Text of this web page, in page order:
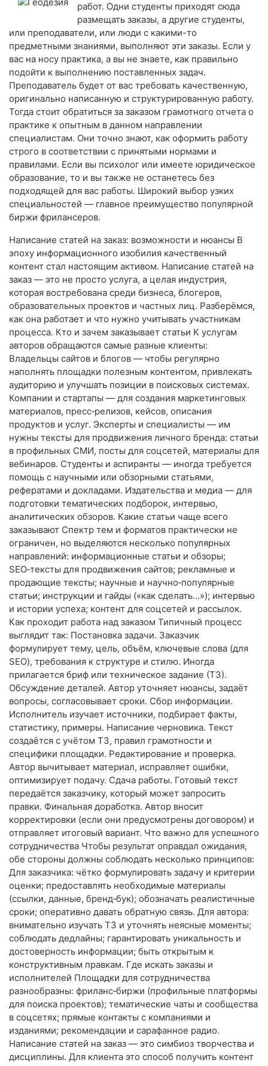
работ. Одни студенты приходят сюда
размещать заказы, а другие студенты,
или преподаватели, или люди с какими-то
предметными знаниями, выполняют эти заказы. Если у
вас на носу практика, а вы не знаете, как правильно
подойти к выполнению поставленных задач.
Преподаватель будет от вас требовать качественную,
оригинально написанную и структурированную работу.
Тогда стоит обратиться за заказом грамотного отчета о
практике к опытным в данном направлении
специалистам. Они точно знают, как оформить работу
строго в соответствии с принятыми нормами и
правилами. Если вы психолог или имеете юридическое
образование, то и вы также не останетесь без
подходящей для вас работы. Широкий выбор узких
специальностей — главное преимущество популярной
биржи фрилансеров.
Написание статей на заказ: возможности и нюансы В
эпоху информационного изобилия качественный
контент стал настоящим активом. Написание статей на
заказ — это не просто услуга, а целая индустрия,
которая востребована среди бизнеса, блогеров,
образовательных проектов и частных лиц. Разберёмся,
как она работает и что нужно учитывать участникам
процесса. Кто и зачем заказывает статьи К услугам
авторов обращаются самые разные клиенты:
Владельцы сайтов и блогов — чтобы регулярно
наполнять площадки полезным контентом, привлекать
аудиторию и улучшать позиции в поисковых системах.
Компании и стартапы — для создания маркетинговых
материалов, пресс‑релизов, кейсов, описания
продуктов и услуг. Эксперты и специалисты — им
нужны тексты для продвижения личного бренда: статьи
в профильных СМИ, посты для соцсетей, материалы для
вебинаров. Студенты и аспиранты — иногда требуется
помощь с научными или обзорными статьями,
рефератами и докладами. Издательства и медиа — для
подготовки тематических подборок, интервью,
аналитических обзоров. Какие статьи чаще всего
заказывают Спектр тем и форматов практически не
ограничен, но выделяются несколько популярных
направлений: информационные статьи и обзоры;
SEO‑тексты для продвижения сайтов; рекламные и
продающие тексты; научные и научно‑популярные
статьи; инструкции и гайды («как сделать…»); интервью
и истории успеха; контент для соцсетей и рассылок.
Как проходит работа над заказом Типичный процесс
выглядит так: Постановка задачи. Заказчик
формулирует тему, цель, объём, ключевые слова (для
SEO), требования к структуре и стилю. Иногда
прилагается бриф или техническое задание (ТЗ).
Обсуждение деталей. Автор уточняет нюансы, задаёт
вопросы, согласовывает сроки. Сбор информации.
Исполнитель изучает источники, подбирает факты,
статистику, примеры. Написание черновика. Текст
создаётся с учётом ТЗ, правил грамотности и
специфики площадки. Редактирование и проверка.
Автор вычитывает материал, исправляет ошибки,
оптимизирует подачу. Сдача работы. Готовый текст
передаётся заказчику, который может запросить
правки. Финальная доработка. Автор вносит
корректировки (если они предусмотрены договором) и
отправляет итоговый вариант. Что важно для успешного
сотрудничества Чтобы результат оправдал ожидания,
обе стороны должны соблюдать несколько принципов:
Для заказчика: чётко формулировать задачу и критерии
оценки; предоставлять необходимые материалы
(ссылки, данные, бренд‑бук); обозначать реалистичные
сроки; оперативно давать обратную связь. Для автора:
внимательно изучать ТЗ и уточнять неясные моменты;
соблюдать дедлайны; гарантировать уникальность и
достоверность информации; быть открытым к
конструктивным правкам. Где искать заказы и
исполнителей Площадки для сотрудничества
разнообразны: фриланс‑биржи (профильные платформы
для поиска проектов); тематические чаты и сообщества
в соцсетях; прямые контакты с компаниями и
изданиями; рекомендации и сарафанное радио.
Написание статей на заказ — это симбиоз творчества и
дисциплины. Для клиента это способ получить контент